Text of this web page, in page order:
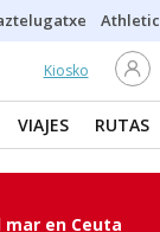
Athletic
Kiosko
VIAJES RUTAS
en Ceuta